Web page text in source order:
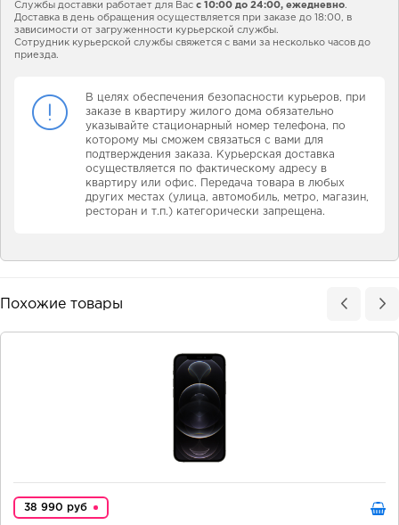
Службы доставки работает для Вас с 10:00 до 24:00, ежедневно.
Доставка в день обращения осуществляется при заказе до 18:00, в
зависимости от загруженности курьерской службы.
Сотрудник курьерской службы свяжется с вами за несколько часов до
приезда.
В целях обеспечения безопасности курьеров, при
заказе в квартиру жилого дома обязательно
указывайте стационарный номер телефона, по
которому мы сможем связаться с вами для
подтверждения заказа. Курьерская доставка
осуществляется по фактическому адресу в
квартиру или офис. Передача товара в любых
других местах (улица, автомобиль, метро, магазин,
ресторан и т.п.) категорически запрещена.
Похожие товары
38 990 руб